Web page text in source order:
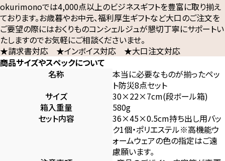
okurimonoでは4,000点以上のビジネスギフトを豊富に取り揃え
ております。お歳暮やお中元、福利厚生ギフトなど大口のご注文を
ご要望の際にはおくりものコンシェルジュが懇切丁寧にサポートい
たしますのでお気軽にご相談くださいませ。
★請求書対応 ★インボイス対応 ★大口注文対応
商品サイズやスペックについて
名称
本当に必要なものが揃ったペッ
ト防災8点セット
サイズ
30×22×7cm(段ボール箱)
箱入重量
580g
セット内容
36×45×0.5cm持ち出し用バッ
ク1個・ポリエステル※高機能ウ
ォームウェアの色の指定はご遠
慮願います｡